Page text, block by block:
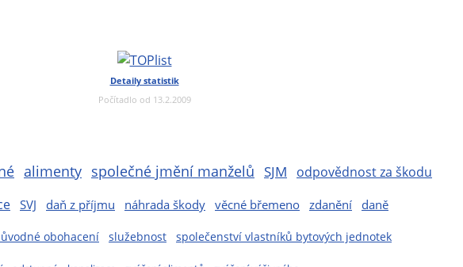
Detaily statistik
Počítadlo od 13.2.2009
alimenty společné jmění manželů SJM
odpovědnost za škodu
SVJ daň z příjmu náhrada škody věcné břemeno zdanění
daně
obohacení služebnost společenství vlastníků bytových jednotek